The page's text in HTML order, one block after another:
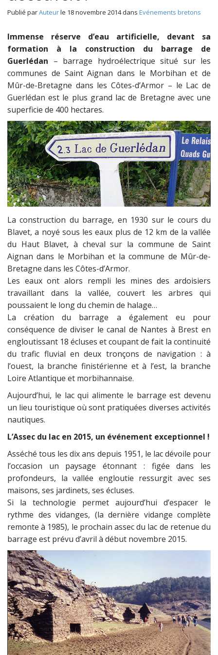
Publié parAuteurle 18 novembre 2014dans Evénements bretons
Immense réserve d’eau artificielle, devant sa
formation à la construction du barrage de
Guerlédan – barrage hydroélectrique situé sur les
communes de Saint Aignan dans le Morbihan et de
Mûr-de-Bretagne dans les Côtes-d’Armor – le Lac de
Guerlédan est le plus grand lac de Bretagne avec une
superficie de 400 hectares.
La construction du barrage, en 1930 sur le cours du
Blavet, a noyé sous les eaux plus de 12 km de la vallée
du Haut Blavet, à cheval sur la commune de Saint
Aignan dans le Morbihan et la commune de Mûr-de-
Bretagne dans les Côtes-d’Armor.
Les eaux ont alors rempli les mines des ardoisiers
travaillant dans la vallée, couvert les arbres qui
poussaient le long du chemin de halage…
La création du barrage a également eu pour
conséquence de diviser le canal de Nantes à Brest en
engloutissant 18 écluses et coupant de fait la continuité
du trafic fluvial en deux tronçons de navigation : à
l’ouest, la branche finistérienne et à l’est, la branche
Loire Atlantique et morbihannaise.
Aujourd’hui, le lac qui alimente le barrage est devenu
un lieu touristique où sont pratiquées diverses activités
nautiques.
L’Assec du lac en 2015, un événement exceptionnel !
Asséché tous les dix ans depuis 1951, le lac dévoile pour
l’occasion un paysage étonnant : figée dans les
profondeurs, la vallée engloutie ressurgit avec ses
maisons, ses jardinets, ses écluses.
Si la technologie permet aujourd’hui d’espacer le
rythme des vidanges, (la dernière vidange complète
remonte à 1985), le prochain assec du lac de retenue du
barrage est prévu d’avril à début novembre 2015.